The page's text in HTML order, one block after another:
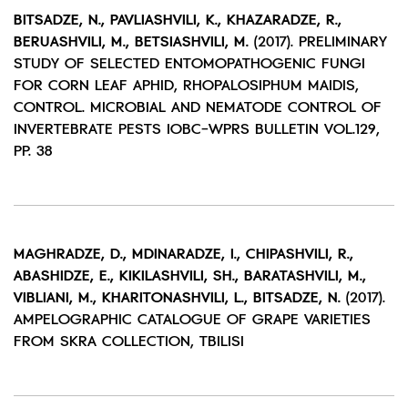
BITSADZE, N., PAVLIASHVILI, K., KHAZARADZE, R.,
BERUASHVILI, M., BETSIASHVILI, M. (2017). PRELIMINARY
STUDY OF SELECTED ENTOMOPATHOGENIC FUNGI
FOR CORN LEAF APHID, RHOPALOSIPHUM MAIDIS,
CONTROL. MICROBIAL AND NEMATODE CONTROL OF
INVERTEBRATE PESTS IOBC-WPRS BULLETIN VOL.129,
PP. 38
MAGHRADZE, D., MDINARADZE, I., CHIPASHVILI, R.,
ABASHIDZE, E., KIKILASHVILI, SH., BARATASHVILI, M.,
VIBLIANI, M., KHARITONASHVILI, L., BITSADZE, N. (2017).
AMPELOGRAPHIC CATALOGUE OF GRAPE VARIETIES
FROM SKRA COLLECTION, TBILISI